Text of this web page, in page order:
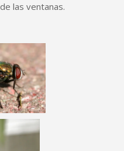
las ventanas.